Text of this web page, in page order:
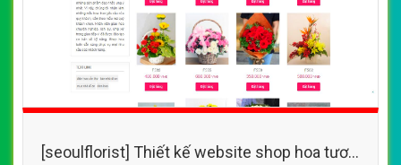
[seoulflorist] Thiết kế website shop hoa tươi